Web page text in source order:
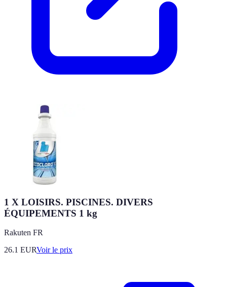
1 X LOISIRS. PISCINES. DIVERS
ÉQUIPEMENTS 1 kg
Rakuten FR
26.1 EURVoir le prix